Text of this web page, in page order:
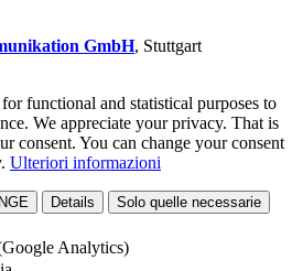
GmbH, Stuttgart
functional and statistical purposes to
We appreciate your privacy. That is
consent. You can change your consent
Ulteriori informazioni
Details Solo quelle necessarie
Analytics)